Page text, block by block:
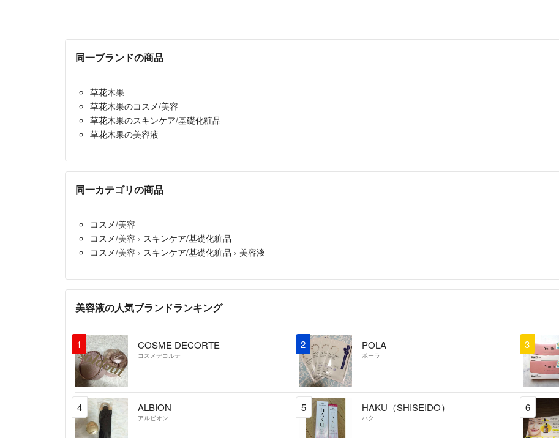
同一ブランドの商品
草花木果
草花木果のコスメ/美容
草花木果のスキンケア/基礎化粧品
草花木果の美容液
同一カテゴリの商品
コスメ/美容
コスメ/美容 › スキンケア/基礎化粧品
コスメ/美容 › スキンケア/基礎化粧品 › 美容液
美容液の人気ブランドランキング
1 COSME DECORTE
コスメデコルテ
2 POLA
ポーラ
3
4 ALBION
アルビオン
5 HAKU（SHISEIDO）
ハク
6